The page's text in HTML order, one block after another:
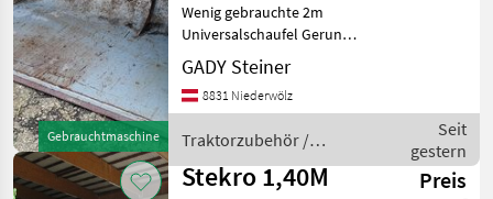
Gebrauchtmaschine
Wenig gebrauchte 2m
Universalschaufel Gerundet
, Hauer Aufnahme
Traktorzubehör Frontlader-
Anbaugeräte
GADY Steiner
8831 Niederwölz
Traktorzubehör /
Stekro
Seit
gestern
Stekro 1,40M
Preis